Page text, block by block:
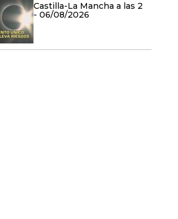
Castilla-La Mancha a las 2
- 06/08/2026